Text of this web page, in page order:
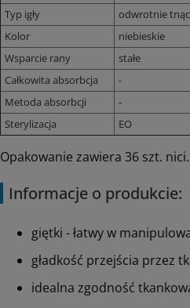
Typ igły
odwrotnie
Kolor
niebieskie
Wsparcie rany
stałe
Całkowita absorbcja
-
Metoda absorbcji
-
Sterylizacja
EO
Opakowanie zawiera 36 szt. nici.
Informacje o produkcie:
giętki - łatwy w
gładkość przejścia przez
idealna zgodność